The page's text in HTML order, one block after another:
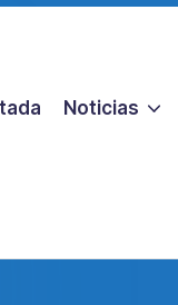
entre Trump y
Noticias